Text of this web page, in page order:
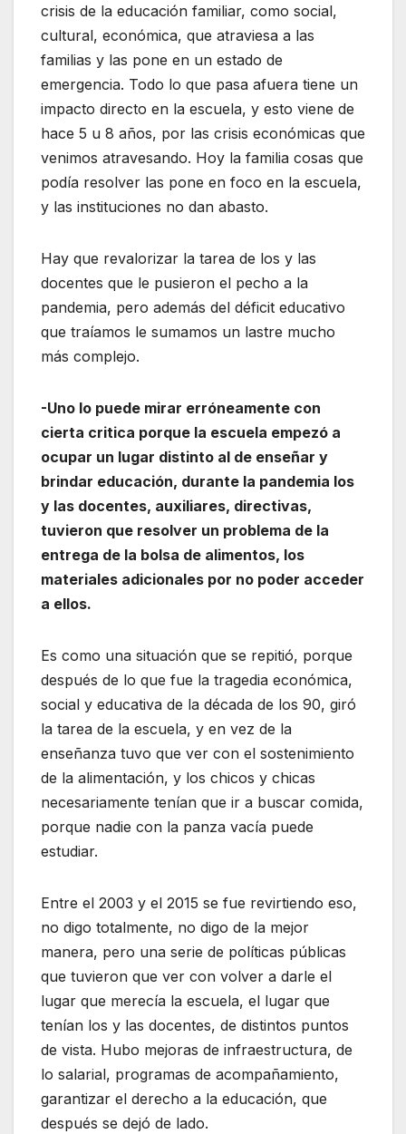
crisis de la educación familiar, como social,
cultural, económica, que atraviesa a las
familias y las pone en un estado de
emergencia. Todo lo que pasa afuera tiene un
impacto directo en la escuela, y esto viene de
hace 5 u 8 años, por las crisis económicas que
venimos atravesando. Hoy la familia cosas que
podía resolver las pone en foco en la escuela,
y las instituciones no dan abasto.
Hay que revalorizar la tarea de los y las
docentes que le pusieron el pecho a la
pandemia, pero además del déficit educativo
que traíamos le sumamos un lastre mucho
más complejo.
-Uno lo puede mirar erróneamente con
cierta critica porque la escuela empezó a
ocupar un lugar distinto al de enseñar y
brindar educación, durante la pandemia los
y las docentes, auxiliares, directivas,
tuvieron que resolver un problema de la
entrega de la bolsa de alimentos, los
materiales adicionales por no poder acceder
a ellos.
Es como una situación que se repitió, porque
después de lo que fue la tragedia económica,
social y educativa de la década de los 90, giró
la tarea de la escuela, y en vez de la
enseñanza tuvo que ver con el sostenimiento
de la alimentación, y los chicos y chicas
necesariamente tenían que ir a buscar comida,
porque nadie con la panza vacía puede
estudiar.
Entre el 2003 y el 2015 se fue revirtiendo eso,
no digo totalmente, no digo de la mejor
manera, pero una serie de políticas públicas
que tuvieron que ver con volver a darle el
lugar que merecía la escuela, el lugar que
tenían los y las docentes, de distintos puntos
de vista. Hubo mejoras de infraestructura, de
lo salarial, programas de acompañamiento,
garantizar el derecho a la educación, que
después se dejó de lado.